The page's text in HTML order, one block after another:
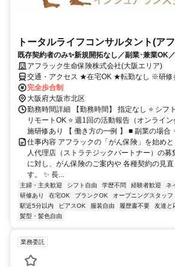
トータルライフコンサルタント(ア
既存契約者のみ✨新規開拓なし／副業･兼業OK
アフラック生命保険株式会社(大阪エリア)
交通・アクセス ★在宅OK ★転勤なし ※研修
区」への出社あり
完全歩合制
大阪府大阪市北区
勤務時間詳細 【勤務時間】 指定なし ⭐ シフ
リモートOK ⭐ 週1回の活動報告（オンライ
施研修あり 【 働き方の一例 】 ■ 副業の場合
仕事内容 アフラックの「がん保険」を始め
人代理店（ストラテジックパートナー）の
に対し、がん保険のご案内や 各種契約の見
す。 ✨ 長...
主婦・主夫歓迎 シフト自由 学歴不問 経験者歓迎 ネ
研修あり
在宅OK ブランクOK オープニングスタッフ
駅近5分以内
ピアスOK 服装自由 履歴書不要 友達と
髪型・髪色自由
業務委託